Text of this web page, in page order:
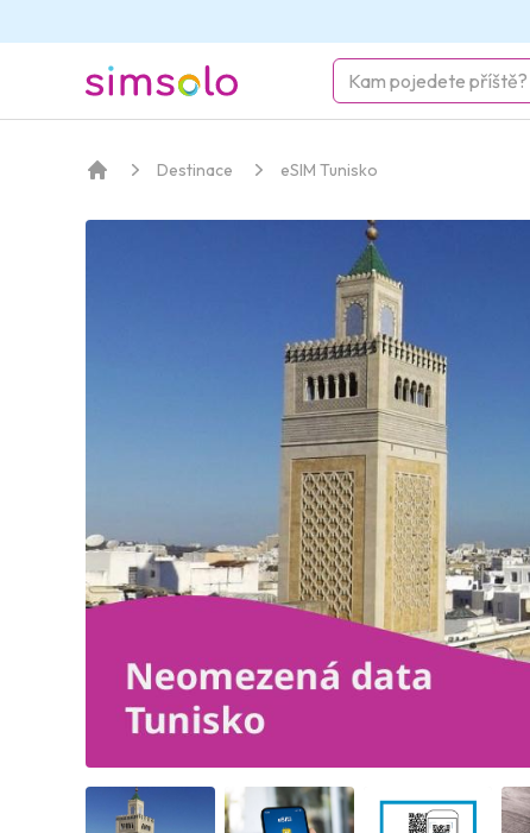
simsolo
Destinace eSIM Tunisko
Angled view Angled view Angled view